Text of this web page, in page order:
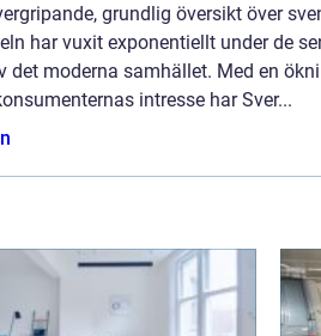
grundlig översikt över
har vuxit exponentiellt under de
det moderna samhället. Med en
intresse har Sver...